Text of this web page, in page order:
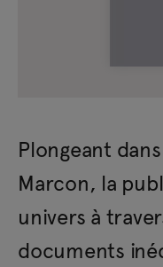
Plongeant
Marcon, la
univers à
documents